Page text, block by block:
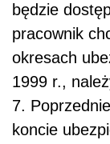
będzie
pracownik
okresach
1999 r.,
7.
koncie